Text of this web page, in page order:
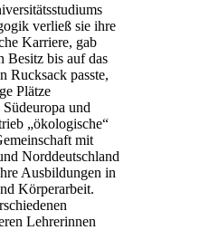
verließ sie ihre
Karriere, gab
Besitz bis auf das
Rucksack passte,
Plätze
und
„ökologische“
mit
Norddeutschland
Ausbildungen in
Körperarbeit.
Lehrerinnen